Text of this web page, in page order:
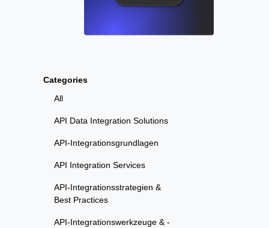
Categories
All
API Data Integration Solutions
API-Integrationsgrundlagen
API Integration Services
API-Integrationsstrategien &
Best Practices
API-Integrationswerkzeuge & -